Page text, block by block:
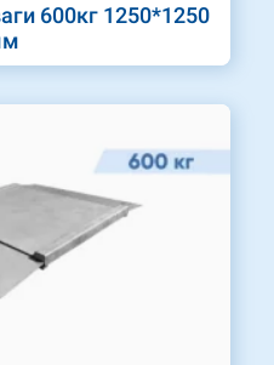
600кг 1250*1250